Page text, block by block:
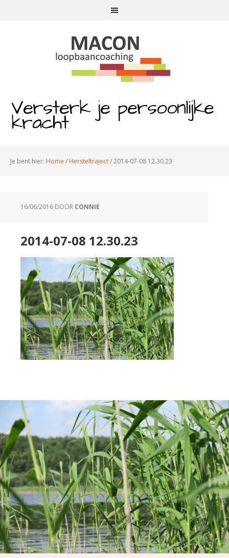
Versterk je persoonlijke
kracht
Je bent hier: Home / Hersteltraject/2014-07-08 12.30.23
16/06/2016 DOOR CONNIE
2014-07-08 12.30.23